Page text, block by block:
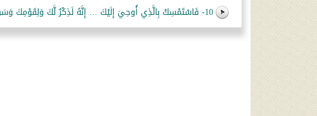
10- فَاسْتَمْسِكْ بِالَّذِي أُوحِيَ إِلَيْكَ … إِنَّهُ لَذِكْرٌ لَّكَ وَلِقَوْمِكَ وَسَوْفَ تُسْأَلُونَ